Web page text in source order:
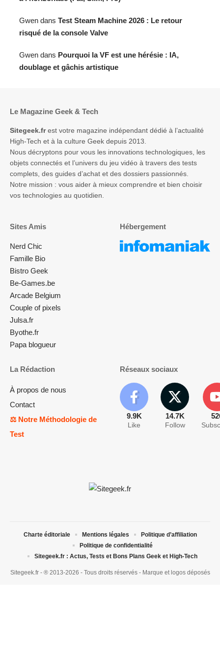
Gwen dans Test Steam Machine 2026 : Le retour
risqué de la console Valve
Gwen dans Pourquoi la VF est une hérésie : IA,
doublage et gâchis artistique
Le Magazine Geek & Tech
Sitegeek.frest votre magazine indépendant dédié à l’actualité
High-Tech et à la culture Geek depuis 2013.
Nous décryptons pour vous les innovations technologiques, les
objets connectés et l’univers du jeu vidéo à travers des tests
complets, des guides d’achat et des dossiers passionnés.
Notre mission : vous aider à mieux comprendre et bien choisir
vos technologies au quotidien.
Sites Amis
Nerd Chic
Famille Bio
Bistro Geek
Be-Games.be
Arcade Belgium
Couple of pixels
Julsa.fr
Byothe.fr
Papa blogueur
Hébergement
La Rédaction
À propos de nous
Contact
⚖️ Notre Méthodologie de
Test
Réseaux sociaux
9.9K
Like
14.7K
Follow
Sitegeek.fr - ® 2013-2026 - Tous droits réservés - Marque et logos déposés
Charte éditoriale Mentions légales
Politique d’affiliation
Politique de confidentialité
Sitegeek.fr : Actus, Tests et Bons Plans Geek et High-Tech